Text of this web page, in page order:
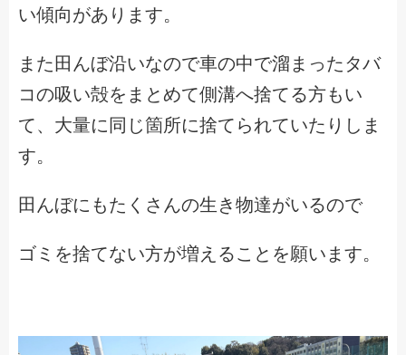
い傾向があります。
また田んぼ沿いなので車の中で溜まったタバ
コの吸い殻をまとめて側溝へ捨てる方もい
て、大量に同じ箇所に捨てられていたりしま
す。
田んぼにもたくさんの生き物達がいるので
ゴミを捨てない方が増えることを願います。